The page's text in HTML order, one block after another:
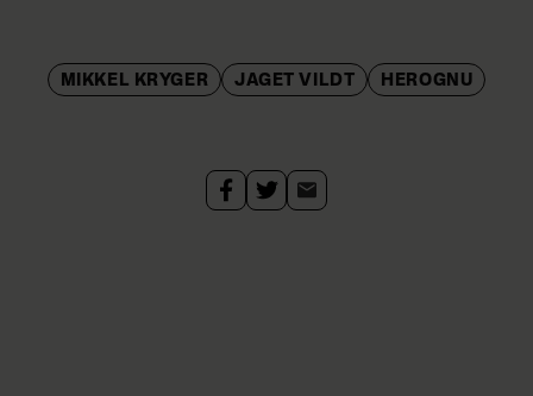
MIKKEL KRYGER JAGET VILDT HEROGNU